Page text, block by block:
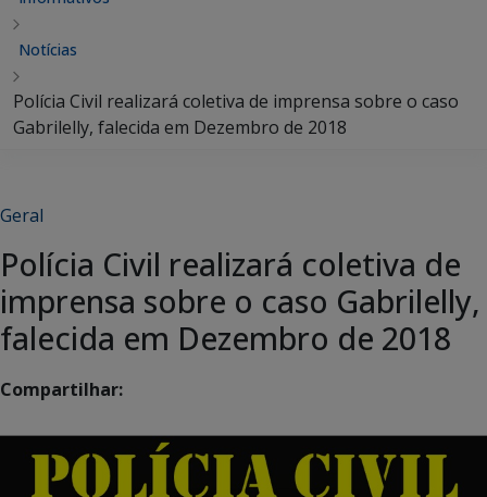
Notícias
Polícia Civil realizará coletiva de imprensa sobre o caso
Gabrilelly, falecida em Dezembro de 2018
Geral
Polícia Civil realizará coletiva de
imprensa sobre o caso Gabrilelly,
falecida em Dezembro de 2018
Compartilhar: